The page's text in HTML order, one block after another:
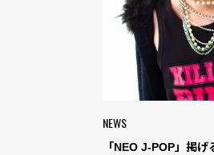
NEWS
「NEO J-POP」掲